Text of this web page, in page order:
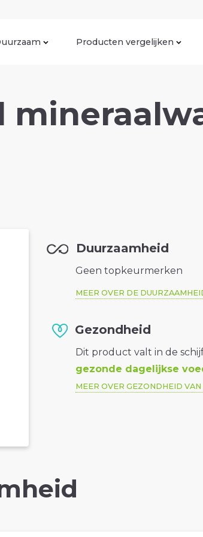
Producten vergelijken
Duurzaamheid
Geen topkeurmerken
MEER OVER DE
Gezondheid
Dit product valt in de
gezonde dagelijkse
MEER OVER GEZONDHEID